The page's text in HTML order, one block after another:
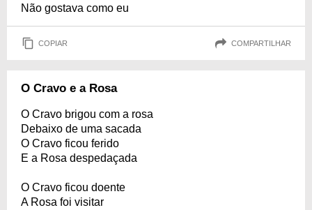
Não gostava como eu
COPIAR COMPARTILHAR
O Cravo e a Rosa
O Cravo brigou com a rosa
Debaixo de uma sacada
O Cravo ficou ferido
E a Rosa despedaçada
O Cravo ficou doente
A Rosa foi visitar